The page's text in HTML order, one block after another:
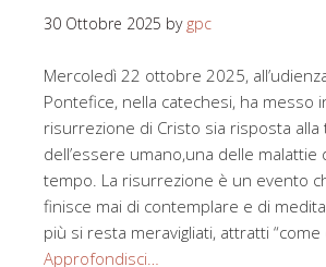
30 Ottobre 2025 by gpc
Mercoledì 22 ottobre 2025,
Pontefice, nella catechesi, ha messo
risurrezione di Cristo sia risposta alla
dell’essere umano,una delle malattie
tempo. La risurrezione è un evento
finisce mai di contemplare e di
più si resta meravigliati, attratti
Approfondisci…